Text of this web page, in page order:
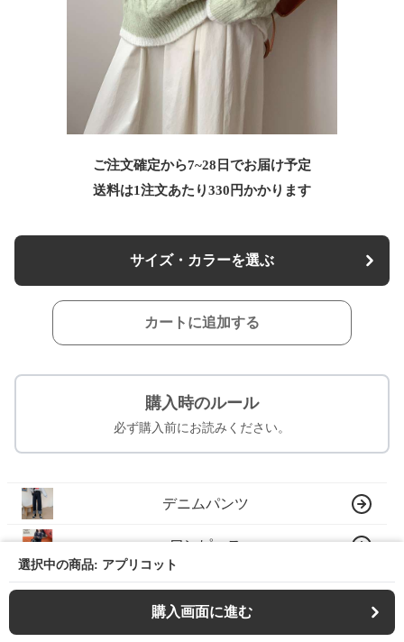
選択中の商品: アプリコット
購入画面に進む
ご注文確定から7~28日でお届け予定
送料は1注文あたり330 円かかります
サイズ・カラーを選ぶ
カートに追加する
購入時のルール
必ず購入前にお読みください。
デニムパンツ
ワンピース
スニーカー